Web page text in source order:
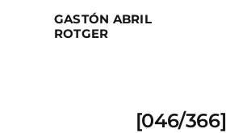
GASTÓN ABRIL
ROTGER
[046/366]